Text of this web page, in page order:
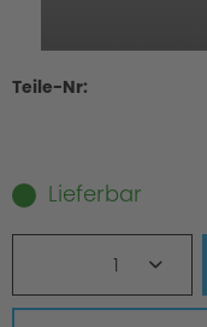
Teile-Nr:
Lieferbar
1